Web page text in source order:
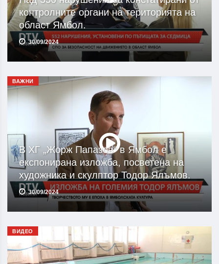
контролните органи на територията на
област Ямбол.
30/09/2024
ВАЖНИ
В ХГ „Жорж Папазов“ в Ямбол е
експонирана изложба, посветена на
художника и скулптор Тодор Ялъмов.
30/09/2024
ВИДЕО